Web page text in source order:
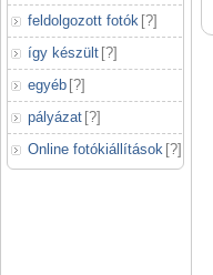
feldolgozott fotók [?]
így készült [?]
egyéb [?]
pályázat [?]
Online fotókiállítások [?]